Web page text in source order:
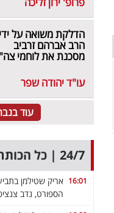
הדלקת משואה על ידי
הרב אברהם זרביב
מסכנת את לוחמי
עו"ד יהודה שפר
עוד
24/7 | כל הכותרות
16:01 אריק שטילמן
הספורט, נדב